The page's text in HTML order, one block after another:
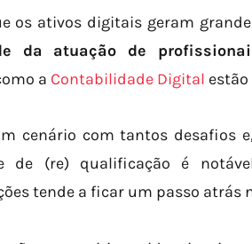
os ativos digitais geram
da atuação de
a Contabilidade Digital
cenário com tantos desafios
de (re) qualificação é
tende a ficar um passo atrás